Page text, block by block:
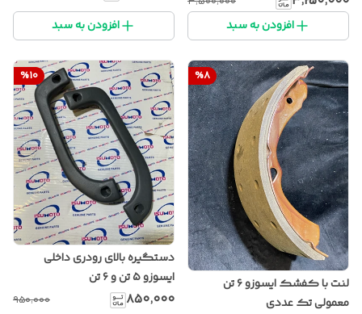
افزودن به سبد افزودن به سبد
%8
لنت با کفشک ایسوزو ۶ تن
معمولی تک عددی
%10
دستگیره بالای رودری داخلی
ایسوزو ۵ تن و ۶ تن
۸۵۰٬۰۰۰ ۹۵۰٬۰۰۰